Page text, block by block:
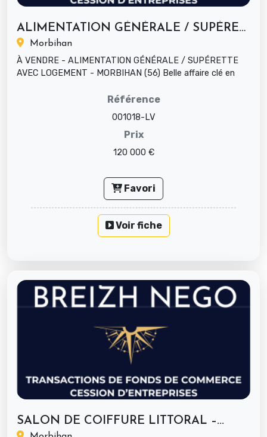
ALIMENTATION GÉNÉRALE / SUPÉRETTE...
Morbihan
À VENDRE - ALIMENTATION GÉNÉRALE / SUPÉRETTE
AVEC LOGEMENT - MORBIHAN (56) Belle affaire clé en
Référence
001018-LV
Prix
120 000 €
Favori
Voir fiche
SALON DE COIFFURE LITTORAL –...